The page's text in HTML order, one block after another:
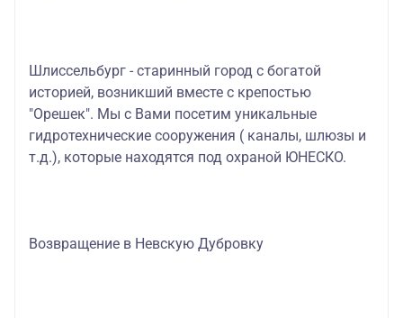
Шлиссельбург - старинный город с богатой
историей, возникший вместе с крепостью
"Орешек". Мы с Вами посетим уникальные
гидротехнические сооружения ( каналы, шлюзы и
т.д.), которые находятся под охраной ЮНЕСКО.
Возвращение в Невскую Дубровку